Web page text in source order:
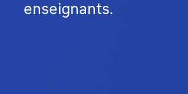
enseignants.